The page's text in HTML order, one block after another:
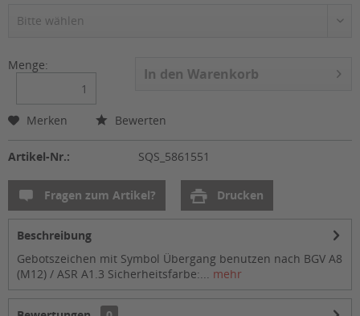
Menge:
In den Warenkorb
Merken Bewerten
Artikel-Nr.: SQS_5861551
Fragen zum Artikel? Drucken
Beschreibung
Gebotszeichen mit Symbol Übergang benutzen nach BGV A8
(M12) / ASR A1.3 Sicherheitsfarbe:... mehr